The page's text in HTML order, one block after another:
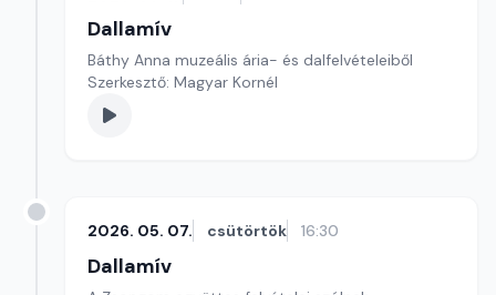
Dallamív
Báthy Anna muzeális ária- és dalfelvételeiből
Szerkesztő: Magyar Kornél
2026. 05. 07. csütörtök 16:30
Dallamív